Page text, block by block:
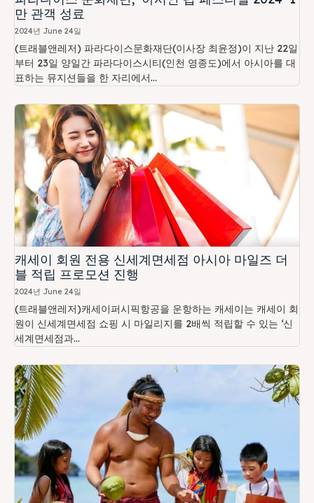
만 관객 성료
2024년 June 24일
(트래블앤레저) 파라다이스문화재단(이사장 최윤정)이 지난 22일
부터 23일 양일간 파라다이스시티(인천 영종도)에서 아시아를 대
표하는 뮤지션들을 한 자리에서...
캐세이 회원 전용 신세계면세점 아시아 마일즈 더
블 적립 프로모션 진행
2024년 June 24일
(트래블앤레저)캐세이퍼시픽항공을 운항하는 캐세이는 캐세이 회
원이 신세계면세점 쇼핑 시 마일리지를 2배씩 적립할 수 있는 ‘신
세계면세점과...